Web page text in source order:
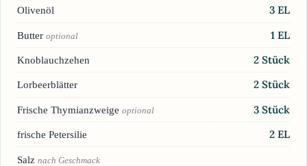
Olivenöl 3 EL
Butter optional 1 EL
Knoblauchzehen 2 Stück
Lorbeerblätter 2 Stück
Frische Thymianzweige optional 3 Stück
frische Petersilie 2 EL
Salz nach Geschmack